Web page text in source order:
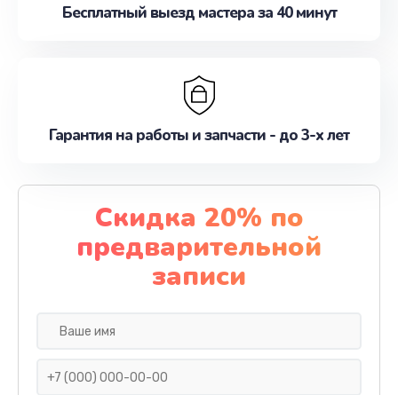
Бесплатный выезд мастера за 40 минут
Гарантия на работы и запчасти - до 3-х лет
Скидка 20% по
предварительной
записи